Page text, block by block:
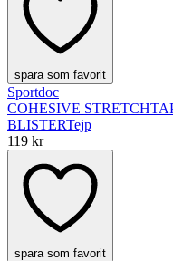
spara som favorit
Sportdoc
COHESIVE
BLISTERTejp
119 kr
spara som favorit